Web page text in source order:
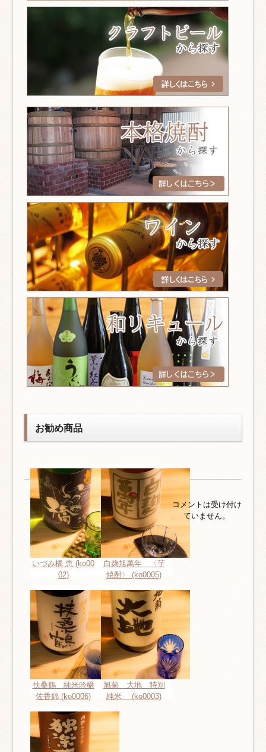
お勧め商品
いづみ橋 恵 (ko00
02)
白麹旭萬年 〈芋
焼酎〉 (ko0005)
扶桑鶴 純米吟醸
佐香錦 (ko0006)
旭菊 大地 特別
純米 (ko0003)
コメントは受け付け
ていません。